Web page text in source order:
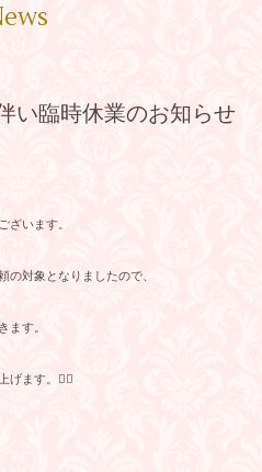
い臨時休業のお知らせ
ざいます。
の対象となりましたので、
ます。
げます。🙇‍♀️